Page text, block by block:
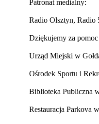
Patronat medialny:
Radio Olsztyn, Radio
Dziękujemy za
Urząd Miejski w
Ośrodek Sportu i
Biblioteka Publiczna
Restauracja Parkova